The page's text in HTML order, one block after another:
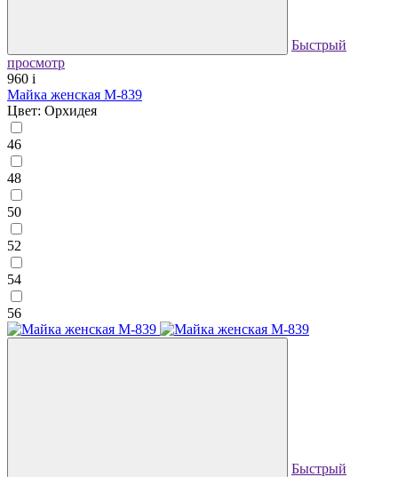
Быстрый
просмотр
960 i
Майка женская М-839
Цвет: Орхидея
46
48
50
52
54
56
Быстрый